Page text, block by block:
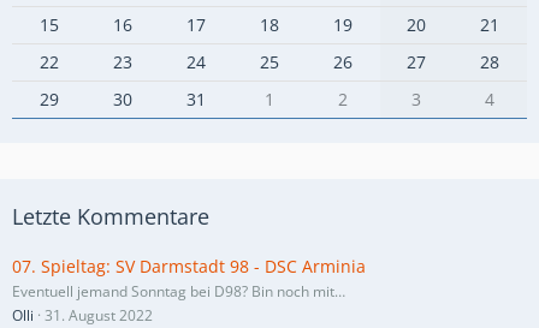
15
16 17 18 19 20
21
22
23 24 25 26 27
28
29
30 31 1 2 3 4
Letzte Kommentare
07. Spieltag: SV Darmstadt 98 - DSC Arminia
Eventuell jemand Sonntag bei D98? Bin noch mit…
Olli 31. August 2022